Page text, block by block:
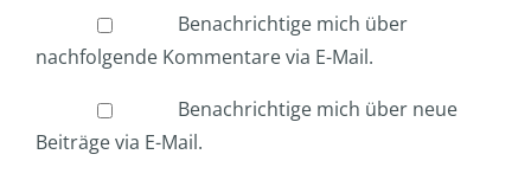
Benachrichtige mich über
nachfolgende Kommentare via E-Mail.
Benachrichtige mich über neue
Beiträge via E-Mail.